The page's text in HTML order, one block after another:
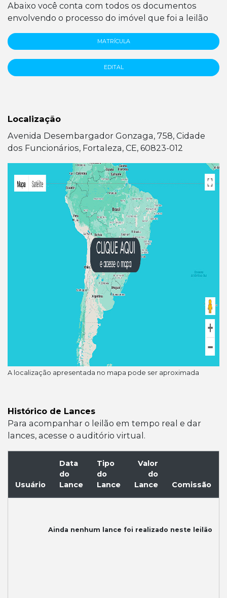
Abaixo você conta com todos os documentos
envolvendo o processo do imóvel que foi a leilão
MATRÍCULA
EDITAL
Localização
Avenida Desembargador Gonzaga, 758, Cidade
dos Funcionários, Fortaleza, CE, 60823-012
A localização apresentada no mapa pode ser aproximada
Histórico de Lances
Para acompanhar o leilão em tempo real e dar
lances, acesse o auditório virtual.
Usuário
Data
do
Lance
Tipo
do
Lance
Valor
do
Lance
Comissão
Ainda nenhum lance foi realizado neste leilão